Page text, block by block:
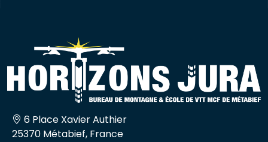
6 Place Xavier Authier
25370 Métabief, France